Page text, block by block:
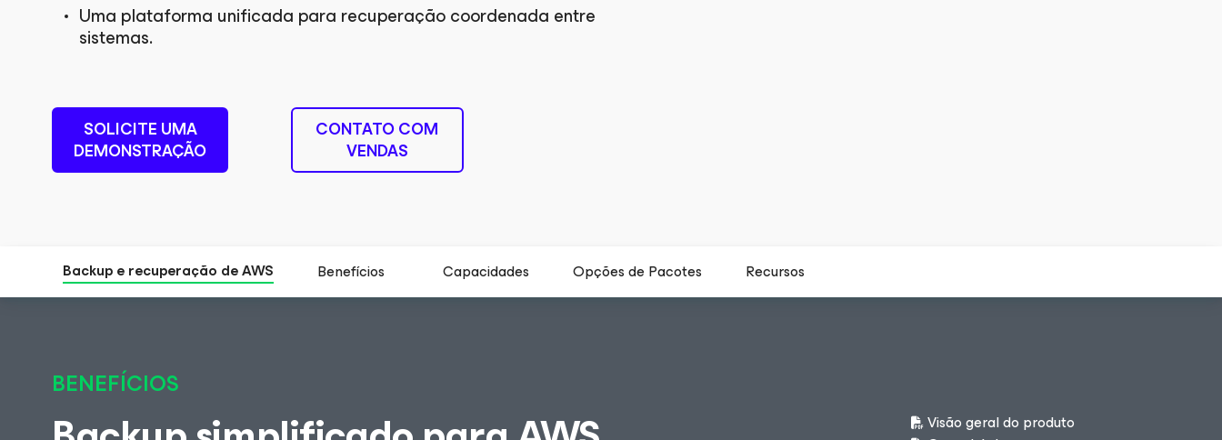
Uma plataforma unificada para recuperação coordenada entre
sistemas.
SOLICITE UMA
DEMONSTRAÇÃO
CONTATO COM
VENDAS
Backup e recuperação de AWS Benefícios Capacidades Opções de Pacotes Recursos
BENEFÍCIOS
Visão geral do produto